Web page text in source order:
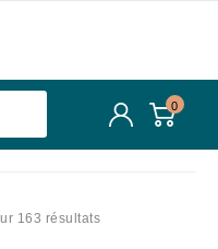
0
163 résultats